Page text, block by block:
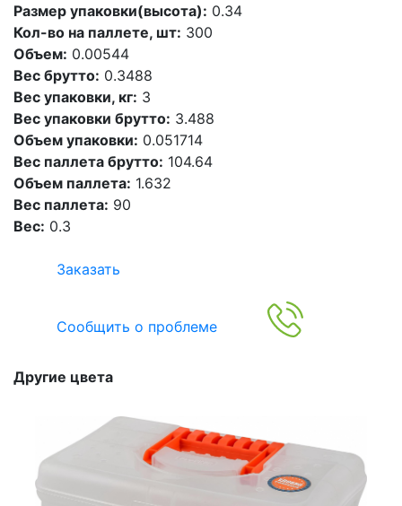
Размер упаковки(высота): 0.34
Кол-во на паллете, шт: 300
Объем: 0.00544
Вес брутто: 0.3488
Вес упаковки, кг: 3
Вес упаковки брутто: 3.488
Объем упаковки: 0.051714
Вес паллета брутто: 104.64
Объем паллета: 1.632
Вес паллета: 90
Вес: 0.3
Заказать
Сообщить о проблеме
Другие цвета